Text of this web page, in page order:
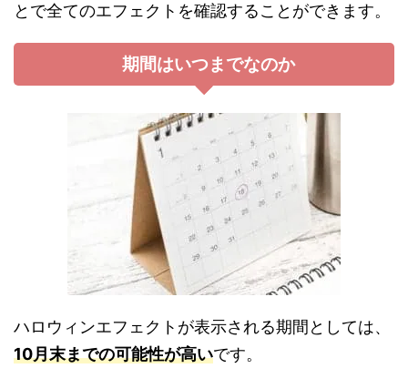
とで全てのエフェクトを確認することができます。
期間はいつまでなのか
ハロウィンエフェクトが表示される期間としては、
10月末までの可能性が高いです。